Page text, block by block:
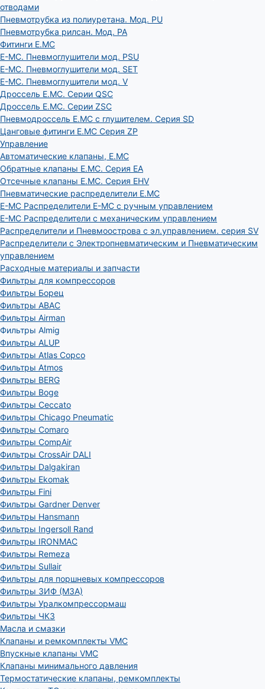
отводами
Пневмотрубка из полиуретана. Мод. РU
Пневмотрубка рилсан. Мод. PA
Фитинги E.MC
E-MC. Пневмоглушители мод. PSU
E-MC. Пневмоглушители мод. SET
E-MC. Пневмоглушители мод. V
Дроссель E.MC. Серии QSC
Дроссель E.MC. Серии ZSC
Пневмодроссель E.MC с глушителем. Серия SD
Цанговые фитинги E.MC Серия ZP
Управление
Автоматические клапаны, Е.МС
Обратные клапаны E.MC. Серия EA
Отсечные клапаны E.MC. Серия EHV
Пневматические распределители E.MC
E-MC Распределители E-MC с ручным управлением
E-MC Распределители с механическим управлением
Распределители и Пневмоострова с эл.управлением. серия SV
Распределители с Электропневматическим и Пневматическим
управлением
Расходные материалы и запчасти
Фильтры для компрессоров
Фильтры Борец
Фильтры ABAC
Фильтры Airman
Фильтры Almig
Фильтры ALUP
Фильтры Atlas Copco
Фильтры Atmos
Фильтры BERG
Фильтры Boge
Фильтры Ceccato
Фильтры Chicago Pneumatic
Фильтры Comaro
Фильтры CompAir
Фильтры CrossAir DALI
Фильтры Dalgakiran
Фильтры Ekomak
Фильтры Fini
Фильтры Gardner Denver
Фильтры Hansmann
Фильтры Ingersoll Rand
Фильтры IRONMAC
Фильтры Remeza
Фильтры Sullair
Фильтры для поршневых компрессоров
Фильтры ЗИФ (МЗА)
Фильтры Уралкомпрессормаш
Фильтры ЧКЗ
Масла и смазки
Клапаны и ремкомплекты VMC
Впускные клапаны VMC
Клапаны минимального давления
Термостатические клапаны, ремкомплекты